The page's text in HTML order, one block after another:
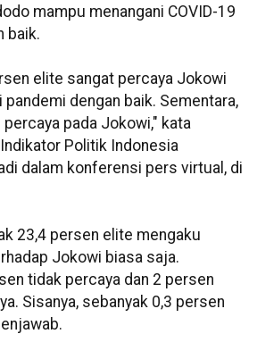
mampu menangani COVID-19
baik.
elite sangat percaya Jokowi
pandemi dengan baik. Sementara,
pada Jokowi," kata
Politik Indonesia
dalam konferensi pers virtual, di
23,4 persen elite mengaku
Jokowi biasa saja.
tidak percaya dan 2 persen
Sisanya, sebanyak 0,3 persen